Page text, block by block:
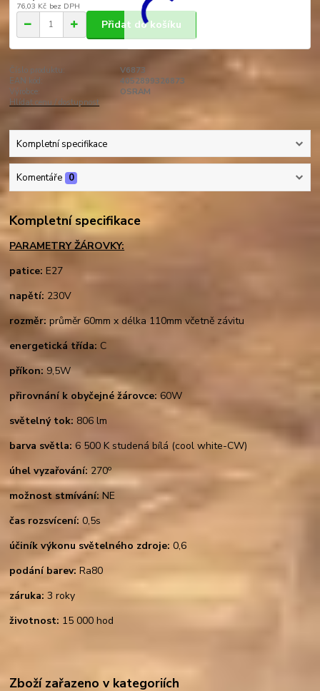
76,03 Kč bez DPH
Přidat do košíku
Číslo produktu:
V6873
EAN kód:
4052899326873
Výrobce:
OSRAM
Hlídat cenu / dostupnost
Kompletní specifikace
Komentáře 0
Kompletní specifikace
PARAMETRY ŽÁROVKY:
patice: E27
napětí: 230V
rozměr: průměr 60mm x délka 110mm včetně závitu
energetická třída: C
příkon: 9,5W
přirovnání k obyčejné žárovce: 60W
světelný tok: 806 lm
barva světla: 6 500 K studená bílá (cool white-CW)
úhel vyzařování: 270o
možnost stmívání: NE
čas rozsvícení: 0,5s
účiník výkonu světelného zdroje: 0,6
podání barev: Ra80
záruka: 3 roky
životnost: 15 000 hod
Zboží zařazeno v kategoriích